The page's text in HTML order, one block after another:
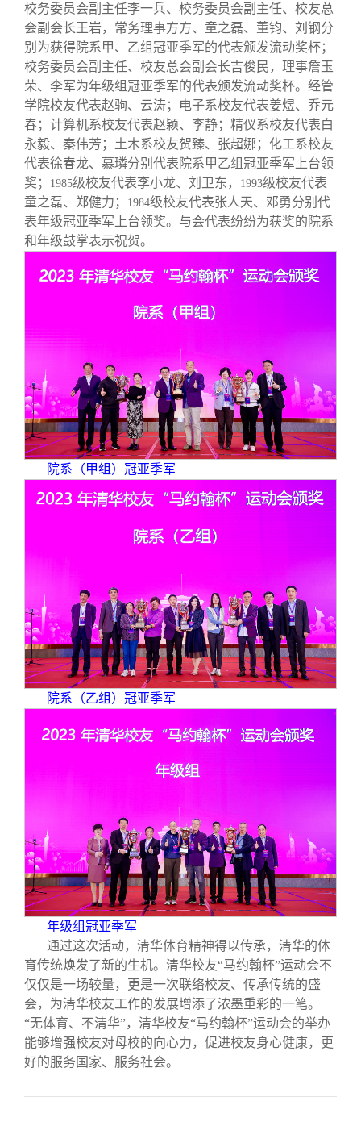
校务委员会副主任李一兵、校务委员会副主任、校友总
会副会长王岩，常务理事方方、童之磊、董钧、刘钢分
别为获得院系甲、乙组冠亚季军的代表颁发流动奖杯；
校务委员会副主任、校友总会副会长吉俊民，理事詹玉
荣、李军为年级组冠亚季军的代表颁发流动奖杯。经管
学院校友代表赵驹、云涛；电子系校友代表姜煜、乔元
春；计算机系校友代表赵颖、李静；精仪系校友代表白
永毅、秦伟芳；土木系校友贺臻、张超娜；化工系校友
代表徐春龙、慕璘分别代表院系甲乙组冠亚季军上台领
奖；
1985级校友代表李小龙、刘卫东， 1993级校友代表
童之磊、郑健力；
1984级校友代表张人天、邓勇分别代
表年级冠亚季军上台领奖。与会代表纷纷为获奖的院系
和年级鼓掌表示祝贺。
院系（甲组）冠亚季军
院系（乙组）冠亚季军
年级组冠亚季军
通过这次活动，清华体育精神得以传承，清华的体
育传统焕发了新的生机。清华校友“马约翰杯”运动会不
仅仅是一场较量，更是一次联络校友、传承传统的盛
会，为清华校友工作的发展增添了浓墨重彩的一笔。
“无体育、不清华”，清华校友“马约翰杯”运动会的举办
能够增强校友对母校的向心力，促进校友身心健康，更
好的服务国家、服务社会。